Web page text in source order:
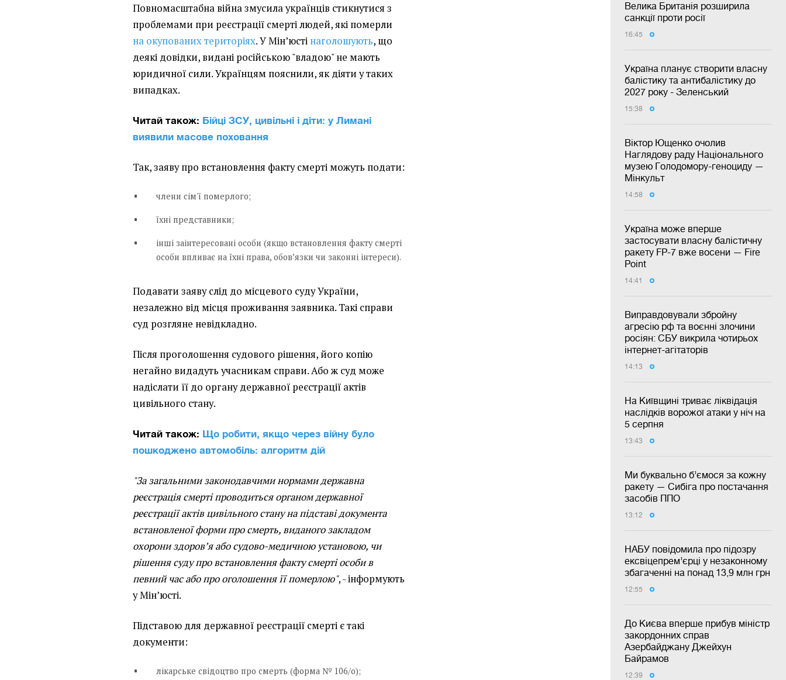
Велика Британія розширила
санкції проти росії
16:45
Україна планує створити власну
балістику та антибалістику до
2027 року - Зеленський
15:38
Віктор Ющенко очолив
Наглядову раду Національного
музею Голодомору-геноциду —
Мінкульт
14:58
Україна може вперше
застосувати власну балістичну
ракету FP-7 вже восени — Fire
Point
14:41
Виправдовували збройну
агресію рф та воєнні злочини
росіян: СБУ викрила чотирьох
інтернет-агітаторів
14:13
На Київщині триває ліквідація
наслідків ворожої атаки у ніч на
5 серпня
13:43
Ми буквально б’ємося за кожну
ракету — Сибіга про постачання
засобів ППО
13:12
НАБУ повідомила про підозру
ексвіцепрем’єрці у незаконному
збагаченні на понад 13,9 млн грн
12:55
До Києва вперше прибув міністр
закордонних справ
Азербайджану Джейхун
Байрамов
12:39
Повномасштабна війна змусила українців стикнутися з
проблемами при реєстрації смерті людей, які померли
на окупованих територіях. У Мін’юсті наголошують, що
деякі довідки, видані російською "владою" не мають
юридичної сили. Українцям пояснили, як діяти у таких
випадках.
Читай також: Бійці ЗСУ, цивільні і діти: у Лимані
виявили масове поховання
Так, заяву про встановлення факту смерті можуть подати:
члени сім'ї померлого;
їхні представники;
інші заінтересовані особи (якщо встановлення факту смерті
особи впливає на їхні права, обов’язки чи законні інтереси).
Подавати заяву слід до місцевого суду України,
незалежно від місця проживання заявника. Такі справи
суд розгляне невідкладно.
Після проголошення судового рішення, його копію
негайно видадуть учасникам справи. Або ж суд може
надіслати її до органу державної реєстрації актів
цивільного стану.
Читай також: Що робити, якщо через війну було
пошкоджено автомобіль: алгоритм дій
"За загальними законодавчими нормами державна
реєстрація смерті проводиться органом державної
реєстрації актів цивільного стану на підставі документа
встановленої форми про смерть, виданого закладом
охорони здоров’я або судово-медичною установою, чи
рішення суду про встановлення факту смерті особи в
певний час або про оголошення її померлою", - інформують
у Мін’юсті.
Підставою для державної реєстрації смерті є такі
документи:
лікарське свідоцтво про смерть (форма № 106/о);